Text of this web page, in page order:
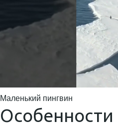
Маленький пингвин